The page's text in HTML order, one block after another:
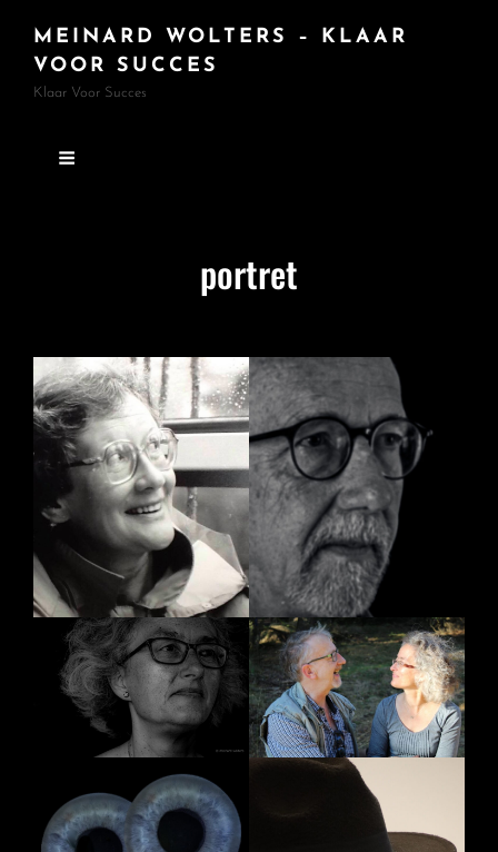
MEINARD WOLTERS – KLAAR
VOOR SUCCES
Klaar Voor Succes
portret